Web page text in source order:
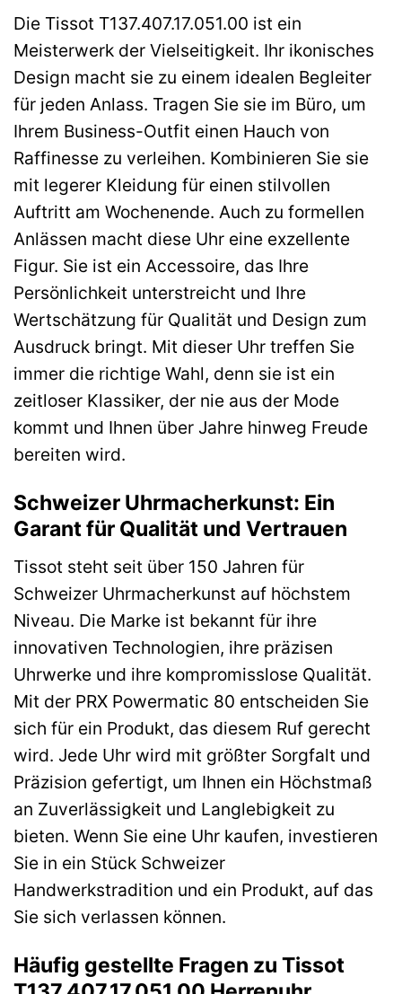
Die Tissot T137.407.17.051.00 ist ein
Meisterwerk der Vielseitigkeit. Ihr ikonisches
Design macht sie zu einem idealen Begleiter
für jeden Anlass. Tragen Sie sie im Büro, um
Ihrem Business-Outfit einen Hauch von
Raffinesse zu verleihen. Kombinieren Sie sie
mit legerer Kleidung für einen stilvollen
Auftritt am Wochenende. Auch zu formellen
Anlässen macht diese Uhr eine exzellente
Figur. Sie ist ein Accessoire, das Ihre
Persönlichkeit unterstreicht und Ihre
Wertschätzung für Qualität und Design zum
Ausdruck bringt. Mit dieser Uhr treffen Sie
immer die richtige Wahl, denn sie ist ein
zeitloser Klassiker, der nie aus der Mode
kommt und Ihnen über Jahre hinweg Freude
bereiten wird.
Schweizer Uhrmacherkunst: Ein
Garant für Qualität und Vertrauen
Tissot steht seit über 150 Jahren für
Schweizer Uhrmacherkunst auf höchstem
Niveau. Die Marke ist bekannt für ihre
innovativen Technologien, ihre präzisen
Uhrwerke und ihre kompromisslose Qualität.
Mit der PRX Powermatic 80 entscheiden Sie
sich für ein Produkt, das diesem Ruf gerecht
wird. Jede Uhr wird mit größter Sorgfalt und
Präzision gefertigt, um Ihnen ein Höchstmaß
an Zuverlässigkeit und Langlebigkeit zu
bieten. Wenn Sie eine Uhr kaufen, investieren
Sie in ein Stück Schweizer
Handwerkstradition und ein Produkt, auf das
Sie sich verlassen können.
Häufig gestellte Fragen zu Tissot